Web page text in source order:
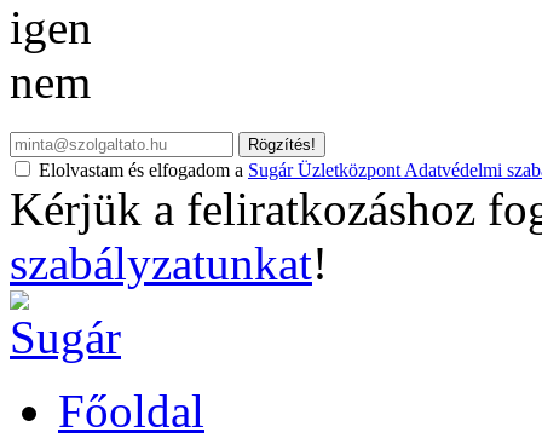
igen
nem
Rögzítés!
Elolvastam és elfogadom a Sugár Üzletközpont Adatvédelmi
Kérjük a feliratkozáshoz
szabályzatunkat!
Főoldal